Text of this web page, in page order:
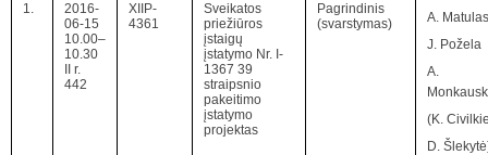
1.
2016-
06-15
10.00–
10.30
II r.
442
XIIP-
4361
Sveikatos
priežiūros
įstaigų
įstatymo Nr. I-
1367 39
straipsnio
pakeitimo
įstatymo
projektas
Pagrindinis
(svarstymas)
A. Matulas
J. Požela
A.
(K.
D.